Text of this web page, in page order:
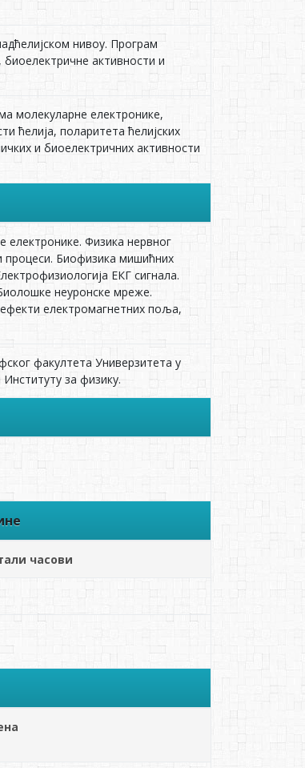
нивоу. Програм
активности и
молекуларне електронике,
ћелија, поларитета ћелијских
и биоелектричних активности
електронике. Физика нервног
процеси. Биофизика мишићних
ЕКГ сигнала.
неуронске мреже.
електромагнетних поља,
факултета Универзитета у
за физику.
часови